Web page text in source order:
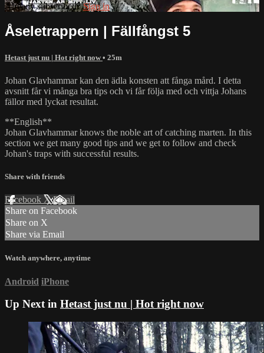
Already subscribed?Sign in
Åseletrappern | Fällfångst 5
Hetast just nu | Hot right now• 25m
Johan Glavhammar kan den ädla konsten att fånga mård. I detta
avsnitt får vi många bra tips och vi får följa med och vittja Johans
fällor med lyckat resultat.
**English**
Johan Glavhammar knows the noble art of catching marten. In this
section we get many good tips and we get to follow and check
Johan's traps with successful results.
Share with friends
Facebook XEmail
Share on Facebook
Share on X
Share via Email
Watch anywhere, anytime
Android iPhone
Up Next in Hetast just nu | Hot right now